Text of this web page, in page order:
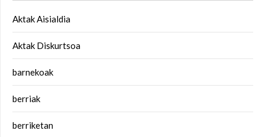
Aktak Aisialdia
Aktak Diskurtsoa
barnekoak
berriak
berriketan